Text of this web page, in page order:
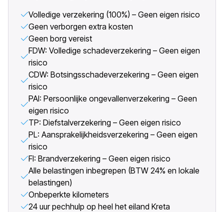
Volledige verzekering (100%) – Geen eigen risico
Geen verborgen extra kosten
Geen borg vereist
FDW: Volledige schadeverzekering – Geen eigen
risico
CDW: Botsingsschadeverzekering – Geen eigen
risico
PAI: Persoonlijke ongevallenverzekering – Geen
eigen risico
TP: Diefstalverzekering – Geen eigen risico
PL: Aansprakelijkheidsverzekering – Geen eigen
risico
FI: Brandverzekering – Geen eigen risico
Alle belastingen inbegrepen (BTW 24% en lokale
belastingen)
Onbeperkte kilometers
24 uur pechhulp op heel het eiland Kreta